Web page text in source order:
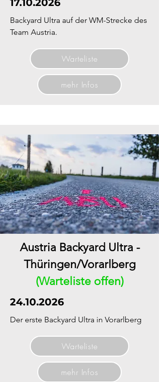
17.10.2026
Backyard Ultra auf der WM-Strecke des
Team Austria.
Warteliste
mehr Infos
Austria Backyard Ultra -
Thüringen/Vorarlberg
(Warteliste offen)
24.10.2026
Der erste Backyard Ultra in Vorarlberg
Warteliste
mehr Infos